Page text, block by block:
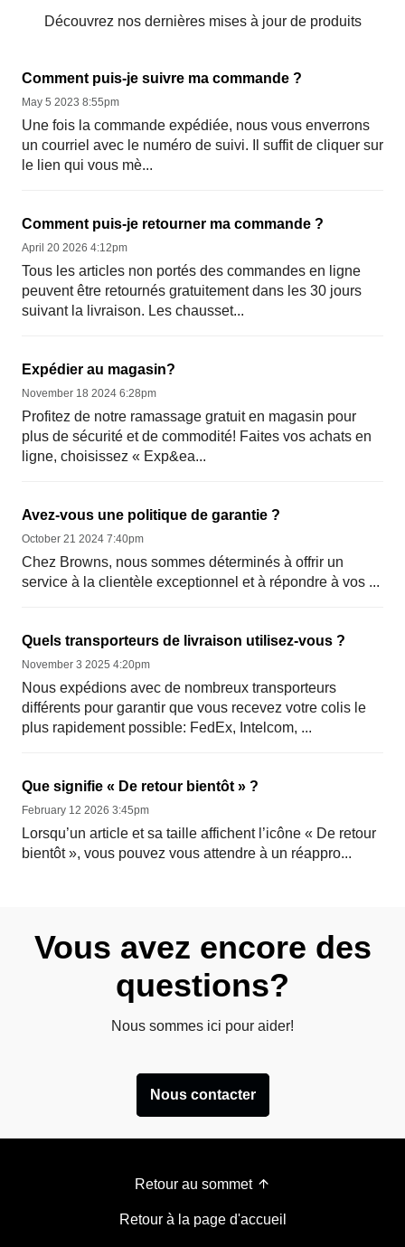
Découvrez nos dernières mises à jour de produits
Comment puis-je suivre ma commande ?
May 5 2023 8:55pm
Une fois la commande expédiée, nous vous enverrons
un courriel avec le numéro de suivi. Il suffit de cliquer sur
le lien qui vous mè...
Comment puis-je retourner ma commande ?
April 20 2026 4:12pm
Tous les articles non portés des commandes en ligne
peuvent être retournés gratuitement dans les 30 jours
suivant la livraison. Les chausset...
Expédier au magasin?
November 18 2024 6:28pm
Profitez de notre ramassage gratuit en magasin pour
plus de sécurité et de commodité! Faites vos achats en
ligne, choisissez « Exp&ea...
Avez-vous une politique de garantie ?
October 21 2024 7:40pm
Chez Browns, nous sommes déterminés à offrir un
service à la clientèle exceptionnel et à répondre à vos ...
Quels transporteurs de livraison utilisez-vous ?
November 3 2025 4:20pm
Nous expédions avec de nombreux transporteurs
différents pour garantir que vous recevez votre colis le
plus rapidement possible: FedEx, Intelcom, ...
Que signifie « De retour bientôt » ?
February 12 2026 3:45pm
Lorsqu’un article et sa taille affichent l’icône « De retour
bientôt », vous pouvez vous attendre à un réappro...
Vous avez encore des
questions?
Nous sommes ici pour aider!
Nous contacter
Retour au sommet
Retour à la page d'accueil